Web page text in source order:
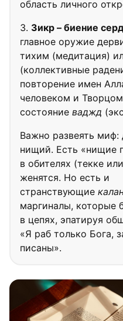
область личного
Зикр – биение
главное оружие
тихим (медитация)
(коллективные
повторение имен
человеком и
состояние ваджд
Важно развеять миф:
нищий. Есть «нищие
в обителях (текке
женятся. Но есть и
странствующие
маргиналы, которые
в цепях, эпатируя
«Я раб только Бога,
писаны».